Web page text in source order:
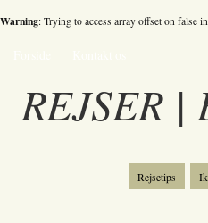
Warning: Trying to access array offset on false
REJSER |
Rejsetips